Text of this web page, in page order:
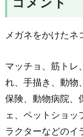
コメント
メガネをかけたネ
マッチョ、筋トレ
れ、手描き、動物
保険、動物病院、
ェ、ペットショッ
ラクターなどのイ